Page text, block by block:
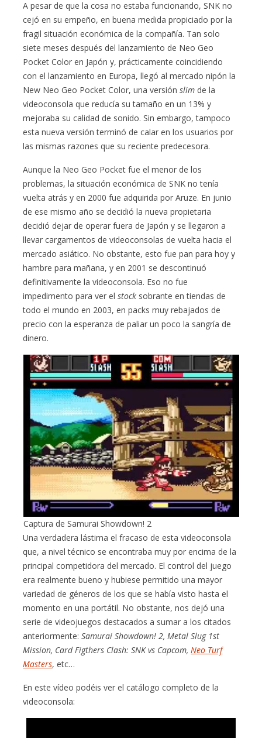
A pesar de que la cosa no estaba funcionando, SNK no
cejó en su empeño, en buena medida propiciado por la
fragil situación económica de la compañía. Tan solo
siete meses después del lanzamiento de Neo Geo
Pocket Color en Japón y, prácticamente coincidiendo
con el lanzamiento en Europa, llegó al mercado nipón la
New Neo Geo Pocket Color, una versiónslim de la
videoconsola que reducía su tamaño en un 13% y
mejoraba su calidad de sonido. Sin embargo, tampoco
esta nueva versión terminó de calar en los usuarios por
las mismas razones que su reciente predecesora.
Aunque la Neo Geo Pocket fue el menor de los
problemas, la situación económica de SNK no tenía
vuelta atrás y en 2000 fue adquirida por Aruze. En junio
de ese mismo año se decidió la nueva propietaria
decidió dejar de operar fuera de Japón y se llegaron a
llevar cargamentos de videoconsolas de vuelta hacia el
mercado asiático. No obstante, esto fue pan para hoy y
hambre para mañana, y en 2001 se descontinuó
definitivamente la videoconsola. Eso no fue
impedimento para ver elstock sobrante en tiendas de
todo el mundo en 2003, en packs muy rebajados de
precio con la esperanza de paliar un poco la sangría de
dinero.
Captura de Samurai Showdown! 2
Una verdadera lástima el fracaso de esta videoconsola
que, a nivel técnico se encontraba muy por encima de la
principal competidora del mercado. El control del juego
era realmente bueno y hubiese permitido una mayor
variedad de géneros de los que se había visto hasta el
momento en una portátil. No obstante, nos dejó una
serie de videojuegos destacados a sumar a los citados
anteriormente:Samurai Showdown! 2, Metal Slug 1st
Mission, Card Figthers Clash: SNK vs Capcom,Neo Turf
Masters, etc…
En este vídeo podéis ver el catálogo completo de la
videoconsola: